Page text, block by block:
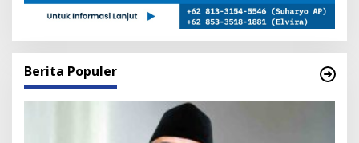
Berita Populer